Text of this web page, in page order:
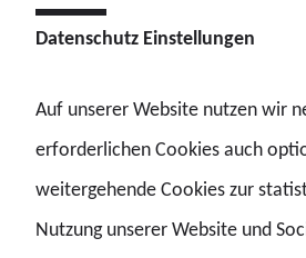
Weitere Themen
Nachrichten
Datenschutz Einstellungen
Auf unserer Website nutzen wir
erforderlichen Cookies auch
weitergehende Cookies zur
Nutzung unserer Website und